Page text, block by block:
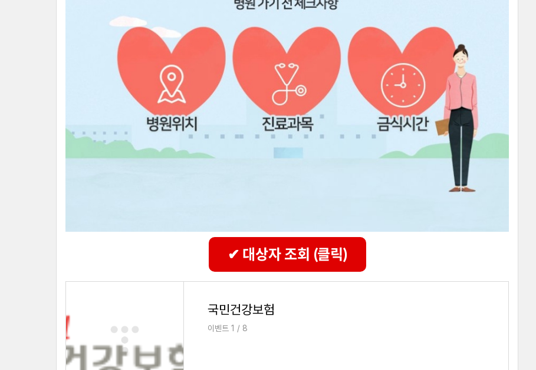
✔ 대상자 조회 (클릭)
국민건강보험
이벤트 1 / 8